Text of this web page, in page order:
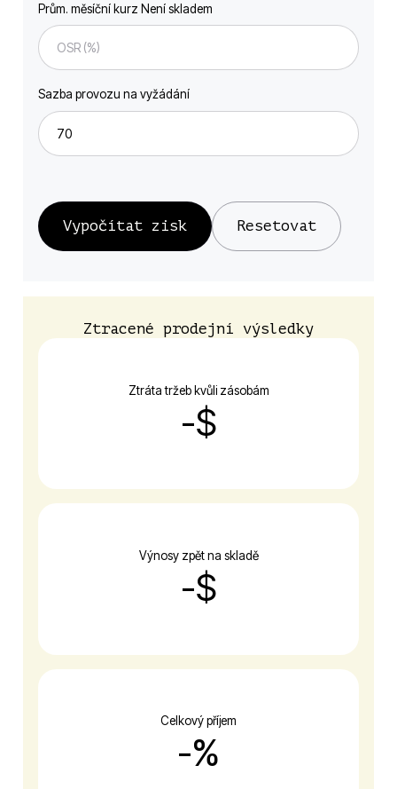
Prům. měsíční kurz Není skladem
Sazba provozu na vyžádání
Vypočítat zisk Resetovat
Ztracené prodejní výsledky
Ztráta tržeb kvůli zásobám
-$
Výnosy zpět na skladě
-$
Celkový příjem
-%